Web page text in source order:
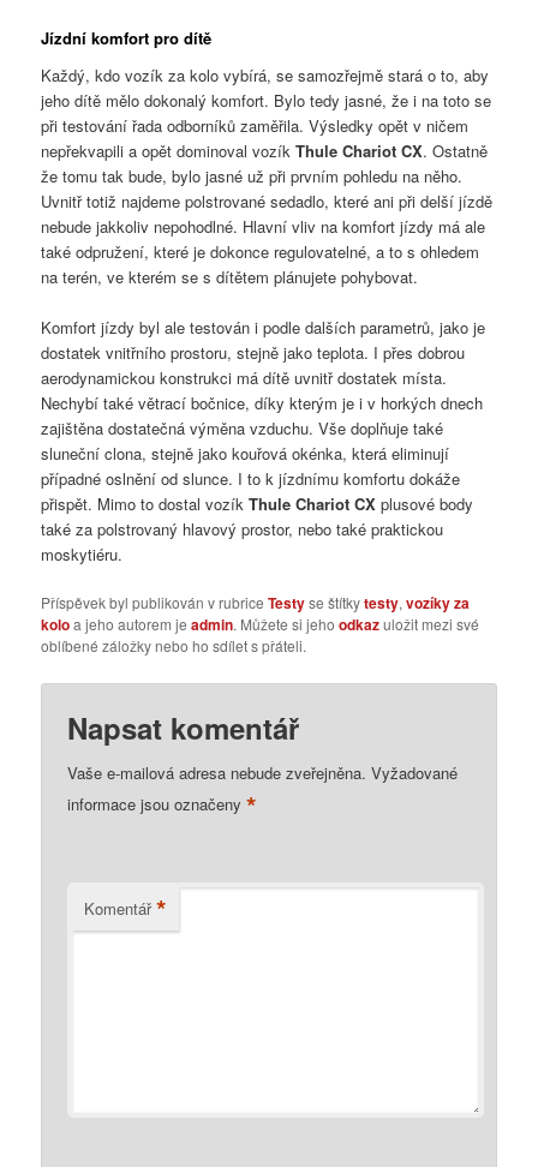
Jízdní komfort pro dítě
Každý, kdo vozík za kolo vybírá, se samozřejmě stará o to, aby
jeho dítě mělo dokonalý komfort. Bylo tedy jasné, že i na toto se
při testování řada odborníků zaměřila. Výsledky opět v ničem
nepřekvapili a opět dominoval vozíkThule Chariot CX. Ostatně
že tomu tak bude, bylo jasné už při prvním pohledu na něho.
Uvnitř totiž najdeme polstrované sedadlo, které ani při delší jízdě
nebude jakkoliv nepohodlné. Hlavní vliv na komfort jízdy má ale
také odpružení, které je dokonce regulovatelné, a to s ohledem
na terén, ve kterém se s dítětem plánujete pohybovat.
Komfort jízdy byl ale testován i podle dalších parametrů, jako je
dostatek vnitřního prostoru, stejně jako teplota. I přes dobrou
aerodynamickou konstrukci má dítě uvnitř dostatek místa.
Nechybí také větrací bočnice, díky kterým je i v horkých dnech
zajištěna dostatečná výměna vzduchu. Vše doplňuje také
sluneční clona, stejně jako kouřová okénka, která eliminují
případné oslnění od slunce. I to k jízdnímu komfortu dokáže
přispět. Mimo to dostal vozíkThule Chariot CX plusové body
také za polstrovaný hlavový prostor, nebo také praktickou
moskytiéru.
Příspěvek byl publikován v rubriceTestyse štítkytesty,vozíky za
koloa jeho autorem jeadmin. Můžete si jehoodkazuložit mezi své
oblíbené záložky nebo ho sdílet s přáteli.
Napsat komentář
Vaše e-mailová adresa nebude zveřejněna. Vyžadované
informace jsou označeny*
Komentář *